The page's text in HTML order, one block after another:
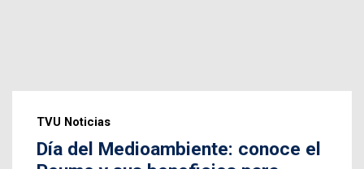
TVU Noticias
Día del Medioambiente: conoce el